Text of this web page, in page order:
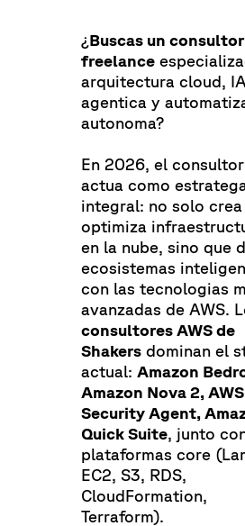
¿ Buscas un consultor
freelance
arquitectura cloud, IA
agentica y
autonoma?
En 2026, el
actua como
integral: no solo
optimiza
en la nube, sino que
ecosistemas
con las tecnologias
avanzadas de AWS.
consultores AWS de
Shakers dominan el
actual: Amazon
Amazon Nova 2, AWS
Security Agent,
Quick Suite, junto
plataformas core
EC2, S3, RDS,
CloudFormation,
Terraform).